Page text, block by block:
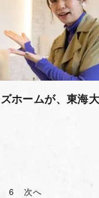
ホームが、東海
6 次へ